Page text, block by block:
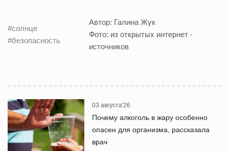
#солнце
#безопасность
Автор: Галина Жук
Фото: из открытых интернет -
источников
03 августа'26
Почему алкоголь в жару особенно
опасен для организма, рассказала
врач